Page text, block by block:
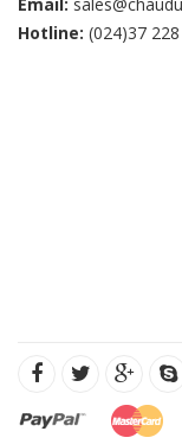
Hotline: (024)37